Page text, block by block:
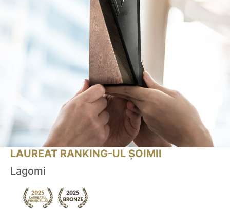
LAUREAT RANKING-UL ȘOIMII
Lagomi